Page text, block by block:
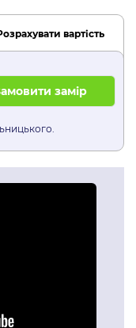
вартість